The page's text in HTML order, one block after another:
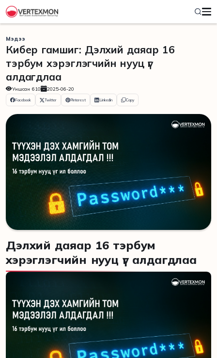
Мэдээ
Кибер гамшиг: Дэлхий даяар 16
тэрбум хэрэглэгчийн нууц үг
алдагдлаа
Уншсан 610 2025-06-20
Facebook Twitter Pinterest Linkedin Copy
Дэлхий даяар 16 тэрбум
хэрэглэгчийн нууц үг алдагдлаа